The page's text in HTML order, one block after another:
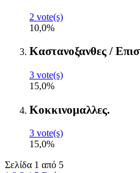
2 vote(s)
10,0%
Καστανοξανθες /
3 vote(s)
15,0%
Κοκκινομαλλες.
3 vote(s)
15,0%
Σελίδα 1 από 5